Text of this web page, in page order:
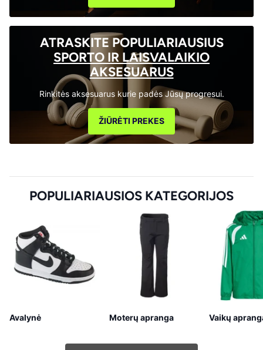
ATRASKITE POPULIARIAUSIUS
SPORTO IR LAISVALAIKIO
AKSESUARUS
Rinkitės aksesuarus kurie padės Jūsų progresui.
ŽIŪRĖTI PREKES
POPULIARIAUSIOS KATEGORIJOS
Avalynė Moterų apranga Vaikų